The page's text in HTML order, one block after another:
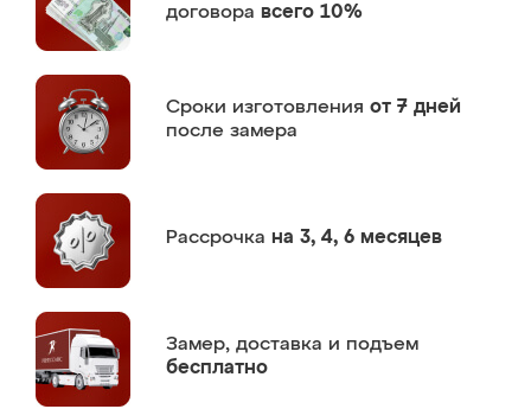
договора всего 10%
Сроки изготовления от 7 дней
после замера
Рассрочка на 3, 4, 6 месяцев
Замер, доставка и подъем
бесплатно